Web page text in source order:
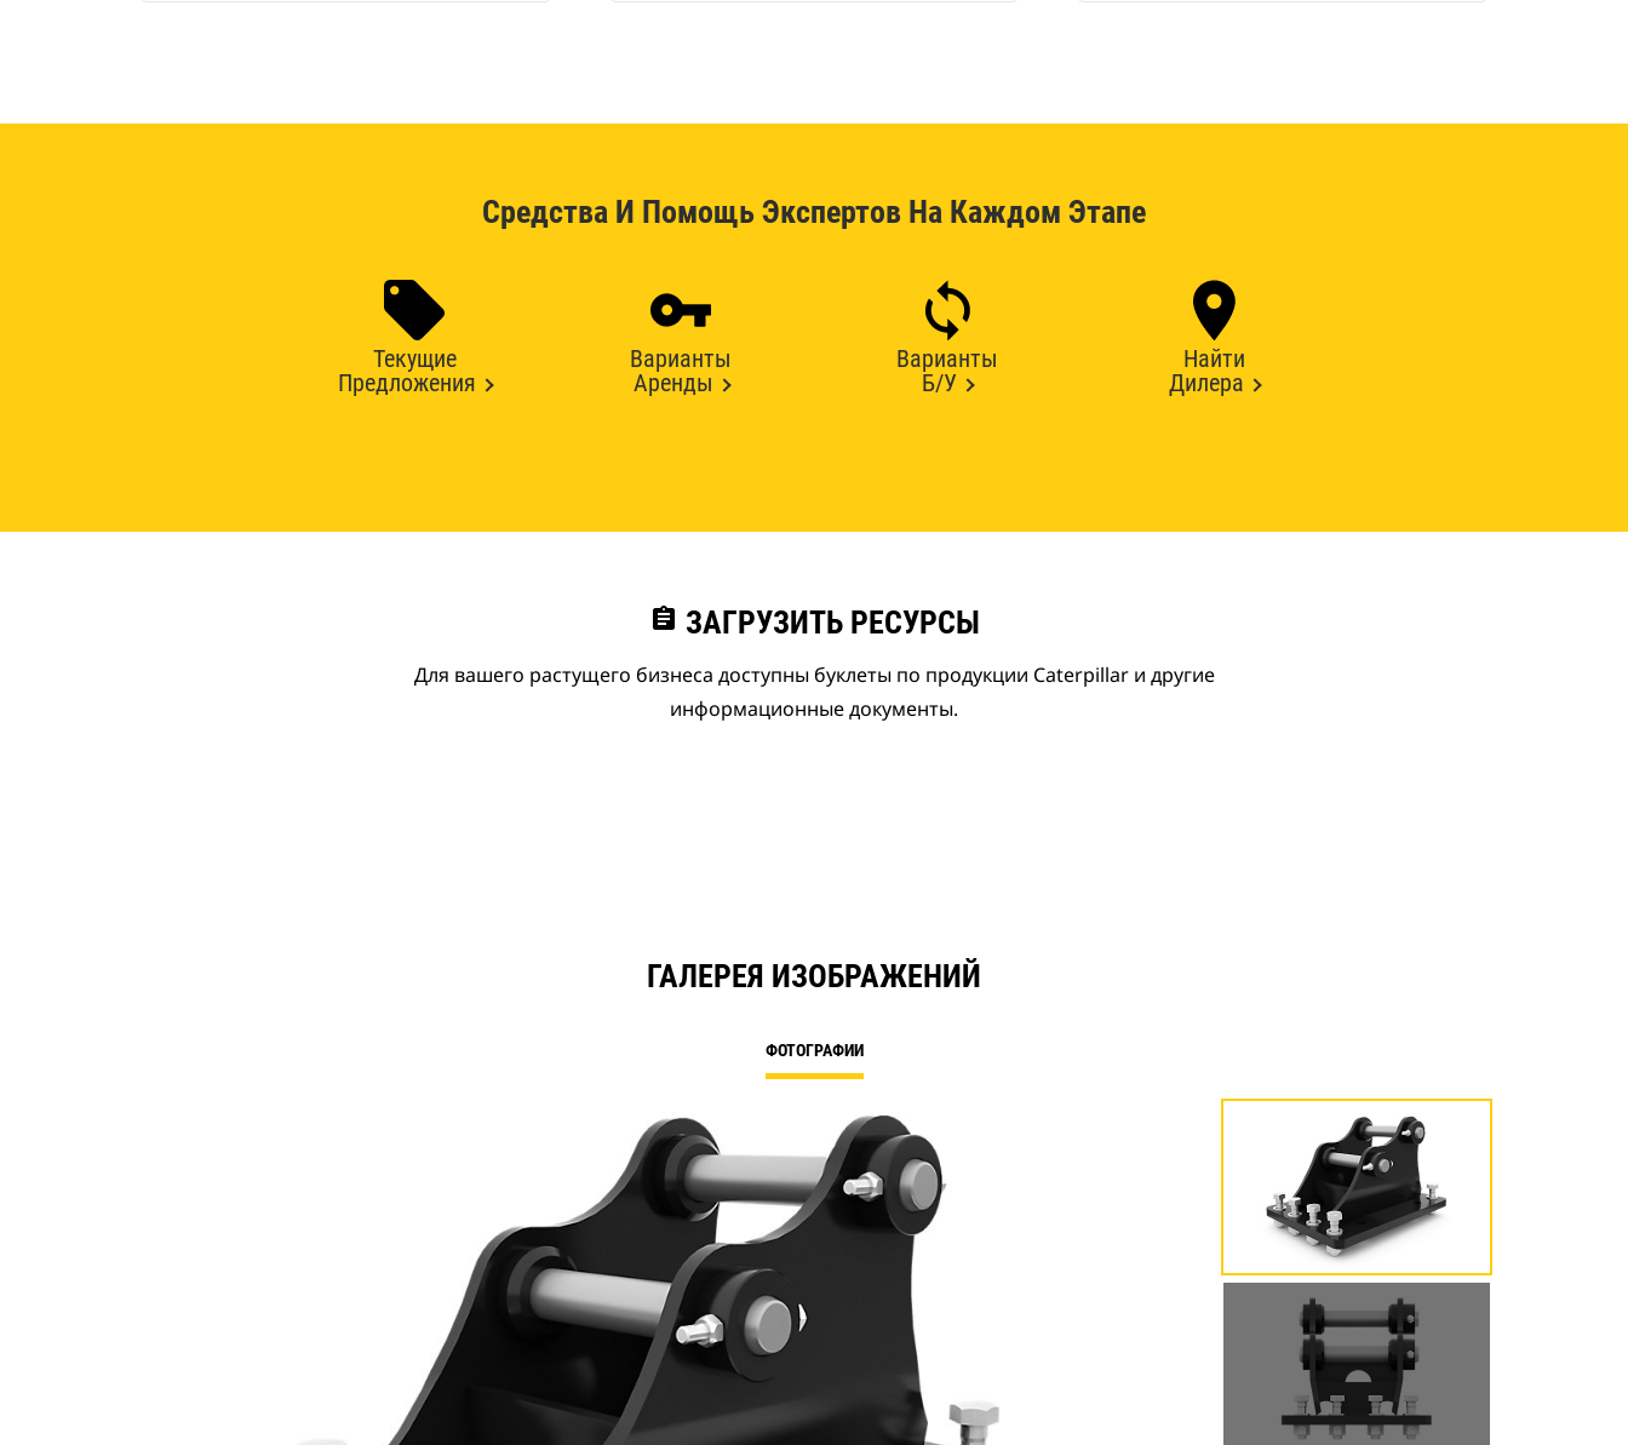
Средства И Помощь Экспертов На Каждом Этапе
Текущие
Предложения
Варианты
Аренды
Варианты
Б/У
Найти
Дилера
assignment ЗАГРУЗИТЬ РЕСУРСЫ
Для вашего растущего бизнеса доступны буклеты по продукции Caterpillar и другие
информационные документы.
ГАЛЕРЕЯ ИЗОБРАЖЕНИЙ
ФОТОГРАФИИ